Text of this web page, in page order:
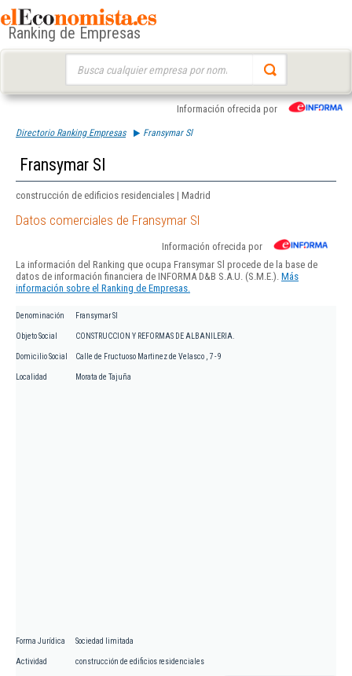
Ranking de Empresas
Información ofrecida por
Directorio Ranking Empresas Fransymar Sl
Fransymar Sl
construcción de edificios residenciales | Madrid
Datos comerciales de Fransymar Sl
Información ofrecida por
La información del Ranking que ocupa Fransymar Sl procede de la base de
datos de información financiera de INFORMA D&B S.A.U. (S.M.E.). Más
información sobre el Ranking de Empresas.
Denominación Fransymar Sl
Objeto Social CONSTRUCCION Y REFORMAS DE ALBANILERIA.
Domicilio Social Calle de Fructuoso Martinez de Velasco , 7 - 9
Localidad Morata de Tajuña
Forma Jurídica Sociedad limitada
Actividad construcción de edificios residenciales